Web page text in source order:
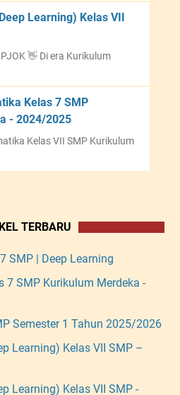
Learning) Kelas VII
👋 Di era Kurikulum
Kelas 7 SMP
- 2024/2025
Kelas VII SMP Kurikulum
TERBARU
SMP | Deep Learning
7 SMP Kurikulum Merdeka -
Semester 1 Tahun 2025/2026
Learning) Kelas VII SMP –
Learning) Kelas VII SMP -